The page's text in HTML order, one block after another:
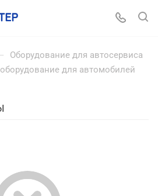
Оборудование для автосервиса
для автомобилей